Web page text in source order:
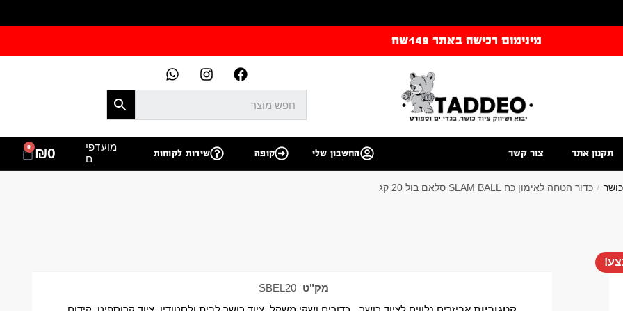
מינימום רכישה באתר 149שח
תקנון אתר צור קשר החשבון שלי קופה שירות לקוחות
מועדפי
ם
₪0
0
/ כדור הטחה לאימון כח SLAM BALL סלאם בול 20 קג
מק"ט
SBEL20